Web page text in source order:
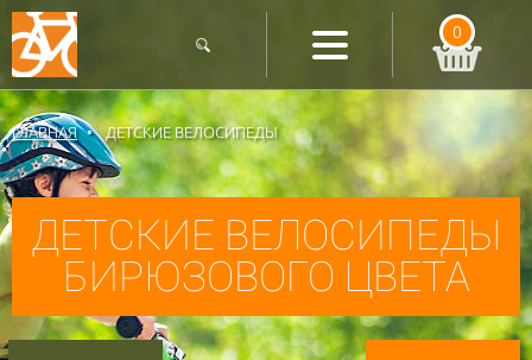
0
ГЛАВНАЯ ДЕТСКИЕ ВЕЛОСИПЕДЫ
ДЕТСКИЕ ВЕЛОСИПЕДЫ
БИРЮЗОВОГО ЦВЕТА